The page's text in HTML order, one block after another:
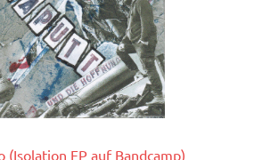
(Isolation EP auf Bandcamp)